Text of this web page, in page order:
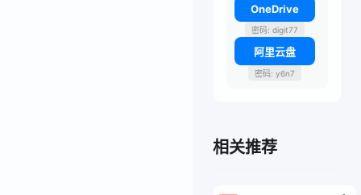
OneDrive
密码: digit77
阿里云盘
密码: y6n7
相关推荐